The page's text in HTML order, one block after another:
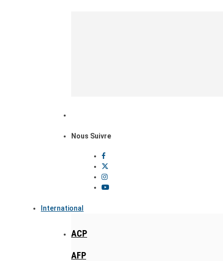
Nous Suivre
International
ACP
AFP